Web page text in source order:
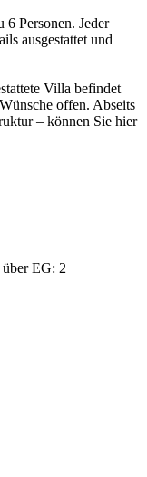
Personen. Jeder
ausgestattet und
Villa befindet
offen. Abseits
– können Sie hier
EG: 2